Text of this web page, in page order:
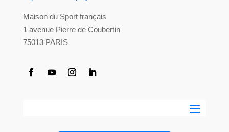
Maison du Sport français
1 avenue Pierre de Coubertin
75013 PARIS